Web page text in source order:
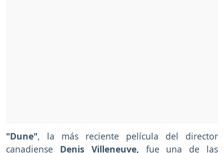
"Dune", la más reciente película del director
canadiense Denis Villeneuve, fue una de las